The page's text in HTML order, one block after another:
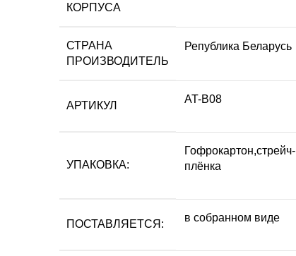
КОРПУСА
СТРАНА
ПРОИЗВОДИТЕЛЬ
Република Беларусь
АРТИКУЛ
AT-B08
УПАКОВКА:
Гофрокартон,стрейч-
плёнка
ПОСТАВЛЯЕТСЯ:
в собранном виде